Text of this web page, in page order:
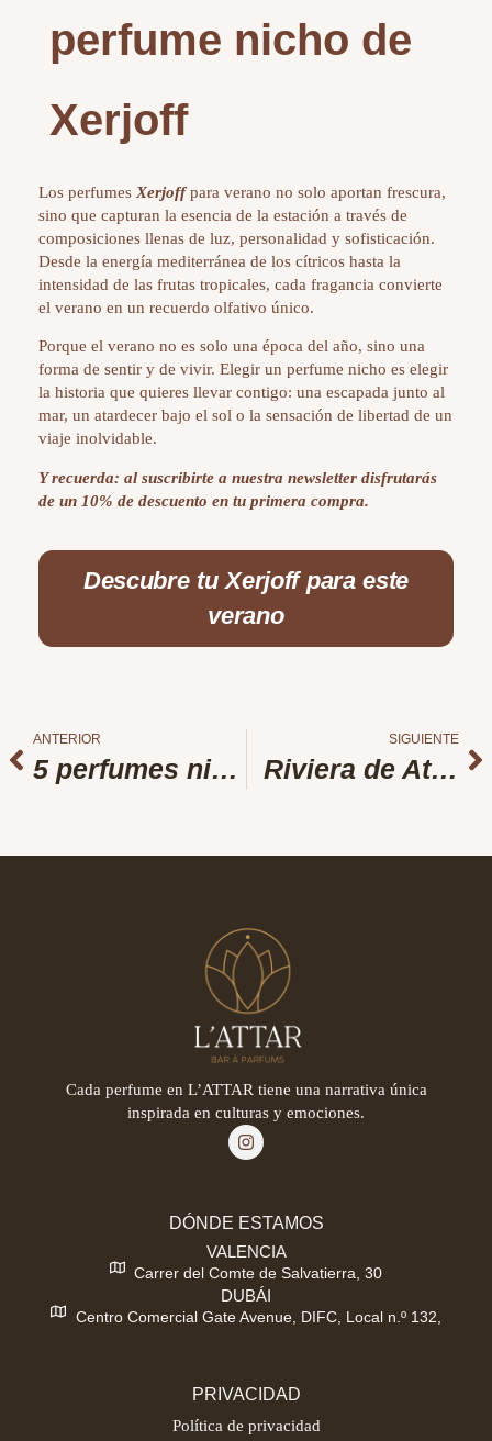
perfume nicho de
Xerjoff
Los perfumes Xerjoffpara verano no solo aportan frescura,
sino que capturan la esencia de la estación a través de
composiciones llenas de luz, personalidad y sofisticación.
Desde la energía mediterránea de los cítricos hasta la
intensidad de las frutas tropicales, cada fragancia convierte
el verano en un recuerdo olfativo único.
Porque el verano no es solo una época del año, sino una
forma de sentir y de vivir. Elegir un perfume nicho es elegir
la historia que quieres llevar contigo: una escapada junto al
mar, un atardecer bajo el sol o la sensación de libertad de un
viaje inolvidable.
Y recuerda: al suscribirte a nuestra newsletter disfrutarás
de un 10% de descuento en tu primera compra.
Descubre tu Xerjoff para este
verano
ANTERIOR
5 perfumes nicho para verano
SIGUIENTE
Riviera de Atelier Des Ors: frescura mediterránea
Cada perfume en L’ATTAR tiene una narrativa única
inspirada en culturas y emociones.
DÓNDE ESTAMOS
VALENCIA
Carrer del Comte de Salvatierra, 30
DUBÁI
Centro Comercial Gate Avenue, DIFC, Local n.º 132,
PRIVACIDAD
Política de privacidad